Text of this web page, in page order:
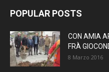
POPULAR POSTS
CON AMIA
FRÀ
8 Marzo 2016